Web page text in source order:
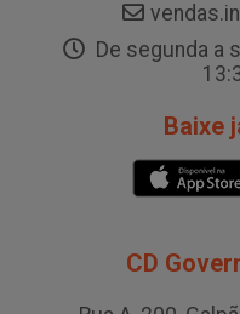
De segunda a
Baixe
CD